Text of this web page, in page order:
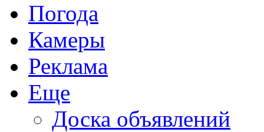
Погода
Камеры
Реклама
Еще
Доска объявлений